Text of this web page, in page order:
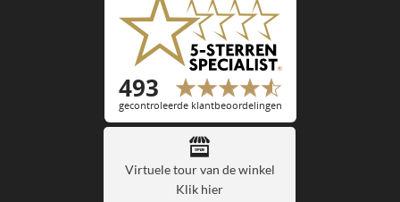
Virtuele tour van de winkel
Klik hier